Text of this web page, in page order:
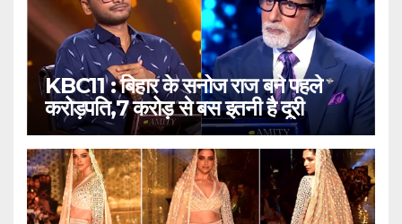
KBC11 : बिहार के सनोज राज बने पहले
करोड़पति,7 करोड़ से बस इतनी है दूरी